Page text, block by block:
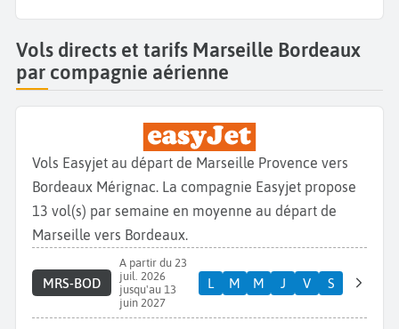
Vols directs et tarifs Marseille Bordeaux
par compagnie aérienne
Vols Easyjet au départ de Marseille Provence vers
Bordeaux Mérignac. La compagnie Easyjet propose
13 vol(s) par semaine en moyenne au départ de
Marseille vers Bordeaux.
MRS-BOD
A partir du 23
juil. 2026
jusqu'au 13
juin 2027
L M M J V S